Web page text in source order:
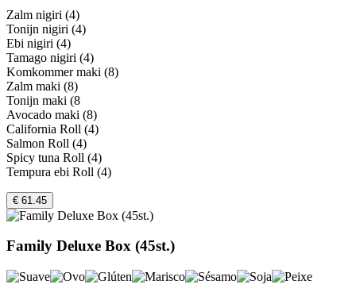
Zalm nigiri (4)
Tonijn nigiri (4)
Ebi nigiri (4)
Tamago nigiri (4)
Komkommer maki (8)
Zalm maki (8)
Tonijn maki (8
Avocado maki (8)
California Roll (4)
Salmon Roll (4)
Spicy tuna Roll (4)
Tempura ebi Roll (4)
€ 61.45
Family Deluxe Box (45st.)